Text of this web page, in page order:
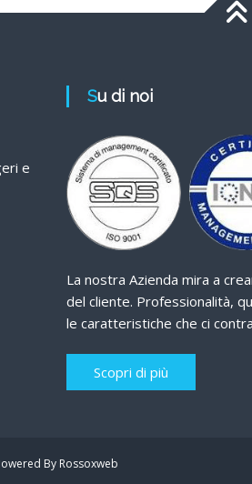
e
Su di noi
La nostra Azienda mira a
del cliente. Professionalità,
le caratteristiche che ci
Scopri di più
By Rossoxweb